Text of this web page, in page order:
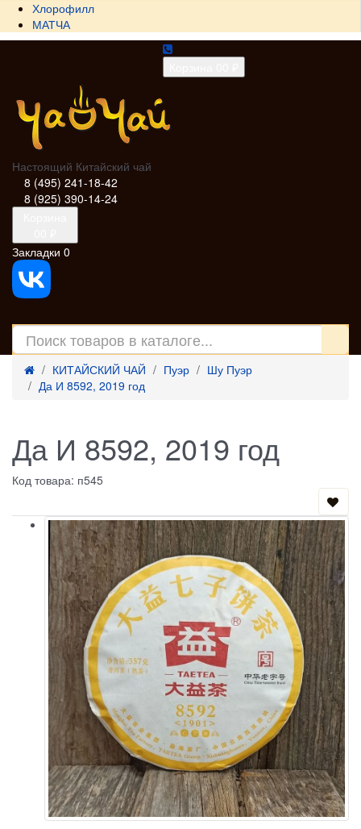
Хлорофилл
МАТЧА
Настоящий Китайский чай
8 (495) 241-18-42
8 (925) 390-14-24
Закладки 0
КИТАЙСКИЙ ЧАЙ Пуэр
Шу Пуэр
Да И 8592, 2019 год
Да И 8592, 2019 год
Код товара: п545